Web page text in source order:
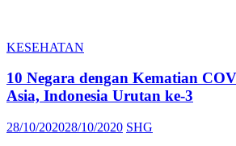
KESEHATAN
10 Negara dengan Kematian
Asia, Indonesia Urutan ke-3
Posted
28/10/202028/10/2020 Author
SHG